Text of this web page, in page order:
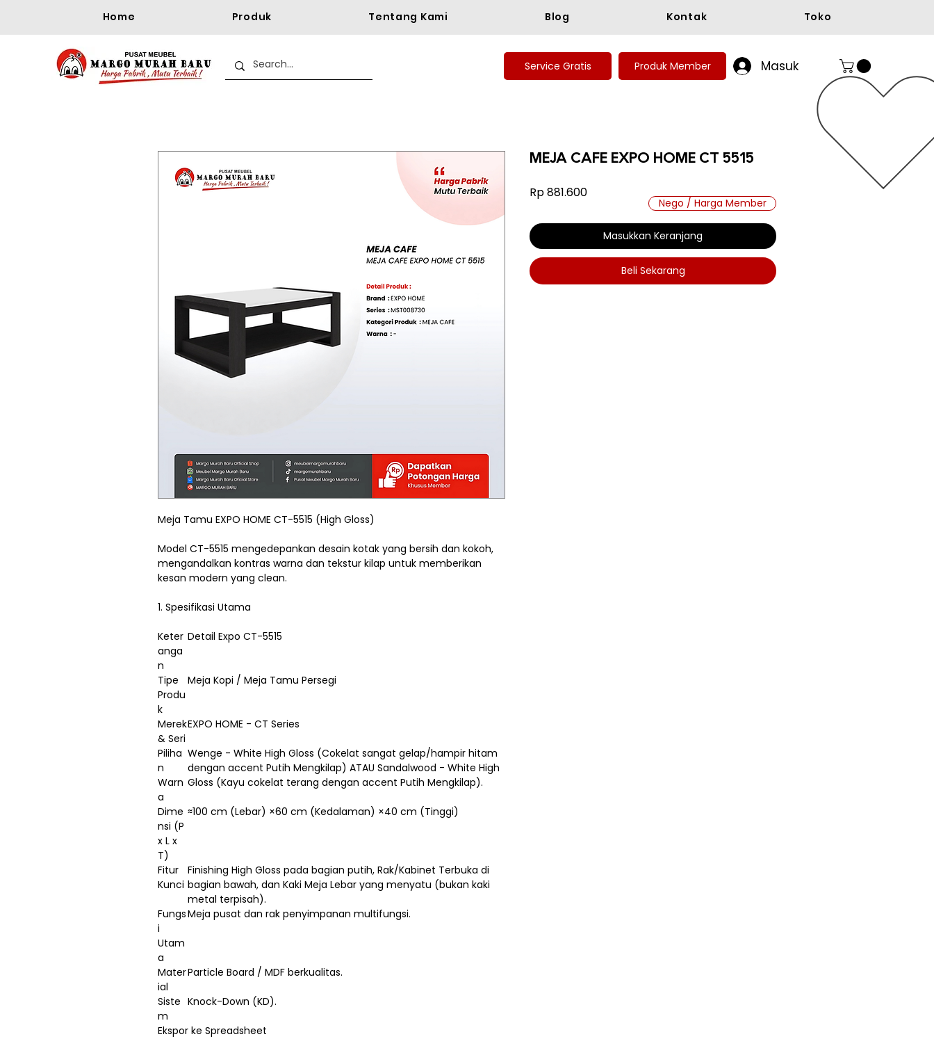
Home Produk Tentang Kami Blog Kontak Toko
Service Gratis Produk Member Masuk
Meja Tamu EXPO HOME CT-5515 (High Gloss)
Model CT-5515 mengedepankan desain kotak yang bersih dan kokoh,
mengandalkan kontras warna dan tekstur kilap untuk memberikan
kesan modern yang clean.
1. Spesifikasi Utama
Keter
anga
n
Detail Expo CT-5515
Tipe
Produ
k
Meja Kopi / Meja Tamu Persegi
Merek
& Seri
EXPO HOME - CT Series
Piliha
n
Warn
a
Wenge - White High Gloss (Cokelat sangat gelap/hampir hitam
dengan accent Putih Mengkilap) ATAU Sandalwood - White High
Gloss (Kayu cokelat terang dengan accent Putih Mengkilap).
Dime
nsi (P
x L x
T)
≈100 cm (Lebar) ×60 cm (Kedalaman) ×40 cm (Tinggi)
Fitur
Kunci
Finishing High Gloss pada bagian putih, Rak/Kabinet Terbuka di
bagian bawah, dan Kaki Meja Lebar yang menyatu (bukan kaki
metal terpisah).
Fungs
i
Utam
a
Meja pusat dan rak penyimpanan multifungsi.
Mater
ial
Particle Board / MDF berkualitas.
Siste
m
Knock-Down (KD).
Ekspor ke Spreadsheet
MEJA CAFE EXPO HOME CT 5515
Rp 881.600Harga
Masukkan Keranjang
Beli Sekarang
Nego / Harga Member